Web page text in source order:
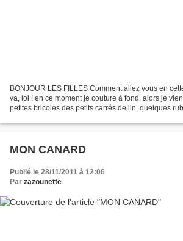
BONJOUR LES FILLES Comment allez vous en
va, lol ! en ce moment je couture à fond, alors je
petites bricoles des petits carrés de lin, quelques
MON CANARD
Publié le 28/11/2011 à 12:06
Par zazounette